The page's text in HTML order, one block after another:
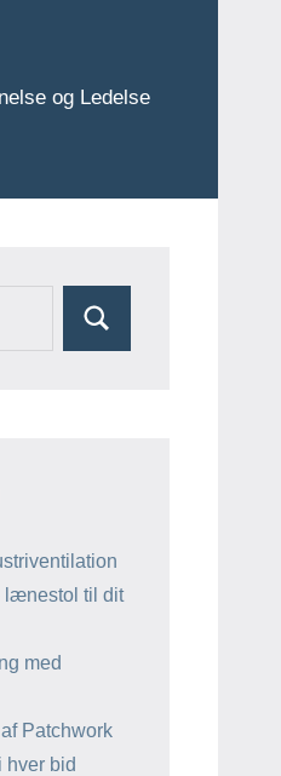
og Ledelse
Søg
lænestol til dit
med
Patchwork
hver bid